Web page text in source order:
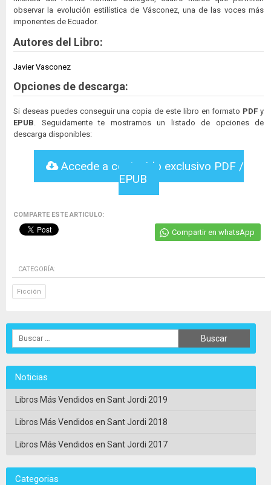
observar la evolución estilística de Vásconez, una de las voces más
imponentes de Ecuador.
Autores del Libro:
Javier Vasconez
Opciones de descarga:
Si deseas puedes conseguir una copia de este libro en formato PDF y
EPUB . Seguidamente te mostramos un listado de opciones de
descarga disponibles:
Accede a contenido exclusivo PDF /
EPUB
COMPARTE ESTE ARTICULO:
Compartir en whatsApp
CATEGORÍA:
Ficción
Noticias
Libros Más Vendidos en Sant Jordi 2019
Libros Más Vendidos en Sant Jordi 2018
Libros Más Vendidos en Sant Jordi 2017
Categorias